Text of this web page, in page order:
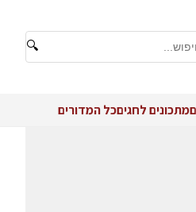
🔍
מתכונים לחגיםכל המדורים